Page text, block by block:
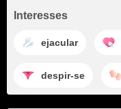
Interesses
ejacular
despir-se